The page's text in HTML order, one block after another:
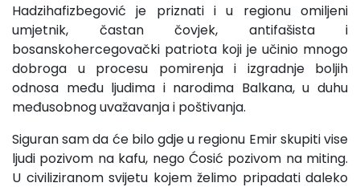
Hadzihafizbegović je priznati i u regionu omiljeni
umjetnik, častan čovjek, antifašista i
bosanskohercegovački patriota koji je učinio mnogo
dobroga u procesu pomirenja i izgradnje boljih
odnosa među ljudima i narodima Balkana, u duhu
međusobnog uvažavanja i poštivanja.
Siguran sam da će bilo gdje u regionu Emir skupiti vise
ljudi pozivom na kafu, nego Ćosić pozivom na miting.
U civiliziranom svijetu kojem želimo pripadati daleko